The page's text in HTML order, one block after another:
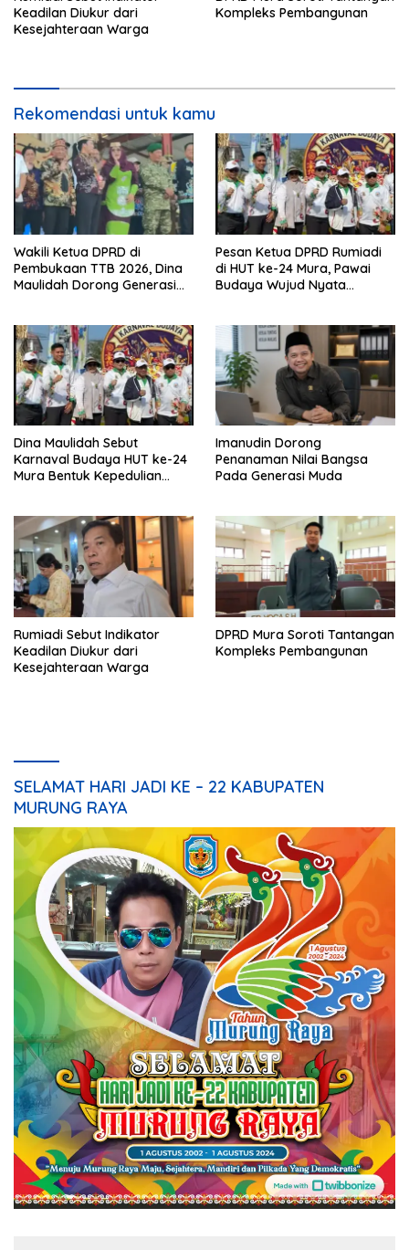
Keadilan Diukur dari
Kesejahteraan Warga
Kompleks Pembangunan
Rekomendasi untuk kamu
Wakili Ketua DPRD di
Pembukaan TTB 2026, Dina
Maulidah Dorong Generasi
Pesan Ketua DPRD Rumiadi
di HUT ke-24 Mura, Pawai
Budaya Wujud Nyata
Dina Maulidah Sebut
Karnaval Budaya HUT ke-24
Mura Bentuk Kepedulian
Imanudin Dorong
Penanaman Nilai Bangsa
Pada Generasi Muda
Rumiadi Sebut Indikator
Keadilan Diukur dari
Kesejahteraan Warga
DPRD Mura Soroti Tantangan
Kompleks Pembangunan
SELAMAT HARI JADI KE – 22 KABUPATEN
MURUNG RAYA